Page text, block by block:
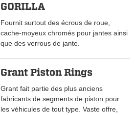
GORILLA
Fournit surtout des écrous de roue,
cache-moyeux chromés pour jantes ainsi
que des verrous de jante.
Grant Piston Rings
Grant fait partie des plus anciens
fabricants de segments de piston pour
les véhicules de tout type. Vaste offre,